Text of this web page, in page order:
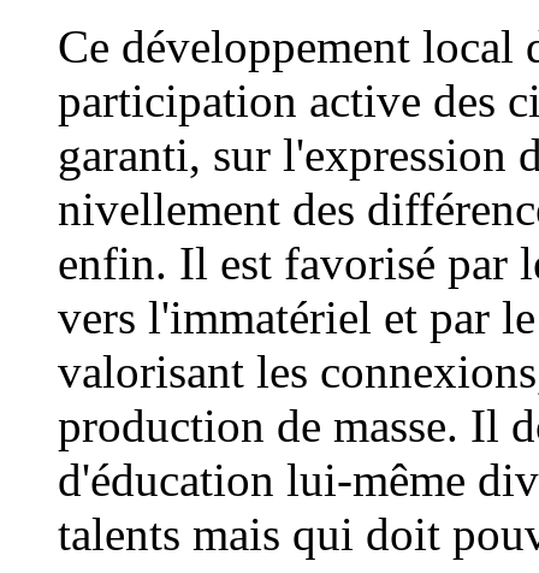
Ce développement local
participation active des
garanti, sur l'expression
nivellement des
enfin. Il est favorisé par
vers l'immatériel et par
valorisant les
production de masse. Il
d'éducation lui-même
talents mais qui doit